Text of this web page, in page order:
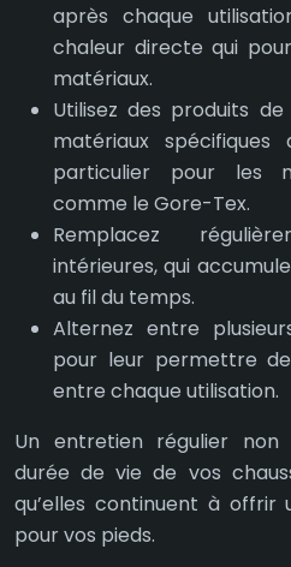
après chaque
chaleur directe qui
matériaux.
Utilisez des produits
matériaux
particulier pour les
comme le Gore-Tex.
Remplacez
intérieures, qui
au fil du temps.
Alternez entre
pour leur permettre
entre chaque utilisation.
Un entretien régulier
durée de vie de vos
qu’elles continuent à offrir
pour vos pieds.